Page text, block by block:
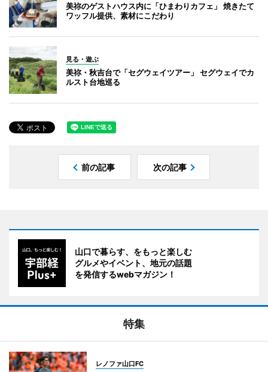
美祢のゲストハウス内に「ひまわりカフェ」 焼きたて
ワッフル提供、素材にこだわり
見る・遊ぶ
美祢・秋吉台で「セグウェイツアー」 セグウェイでカ
ルスト台地巡る
前の記事 次の記事
山口で暮らす、をもっと楽しむ
グルメやイベント、地元の話題
を発信するwebマガジン！
特集
レノファ山口FC